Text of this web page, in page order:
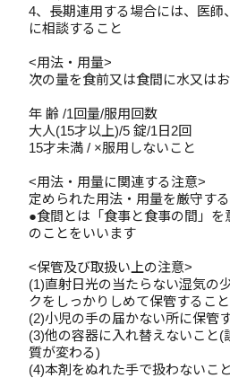
4、長期連用する場合には、医師
に相談すること
<用法・用量>
次の量を食前又は食間に水又は
年 齢 /1回量/服用回数
大人(15才以上)/5 錠/1日2回
15才未満 / ×服用しないこと
<用法・用量に関連する注意>
定められた用法・用量を厳守す
●食間とは「食事と食事の間」を
のことをいいます
<保管及び取扱い上の注意>
(1)直射日光の当たらない湿気の
クをしっかりしめて保管すること
(2)小児の手の届かない所に保管
(3)他の容器に入れ替えないこと
質が変わる)
(4)本剤をぬれた手で扱わないこ